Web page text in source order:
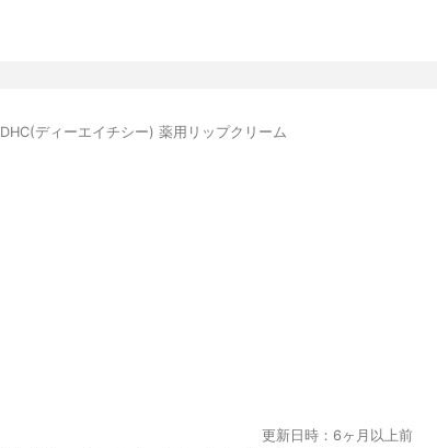
DHC(ディーエイチシー) 薬用リップクリーム
更新日時：6ヶ月以上前